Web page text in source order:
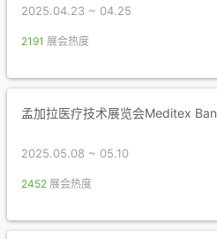
2025.04.23 ~ 04.25
2191 展会热度
孟加拉医疗技术展览会Meditex
2025.05.08 ~ 05.10
2452 展会热度